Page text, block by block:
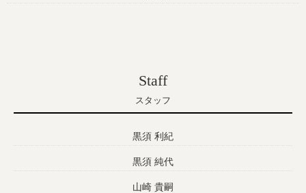
Staff
スタッフ
黒須 利紀
黒須 純代
山崎 貴嗣